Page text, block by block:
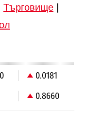
Търговище|
0.0181
0.8660